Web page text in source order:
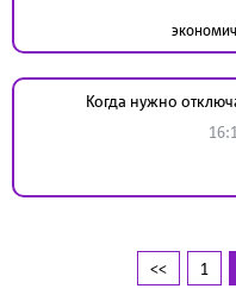
Когда нужно
<< 1